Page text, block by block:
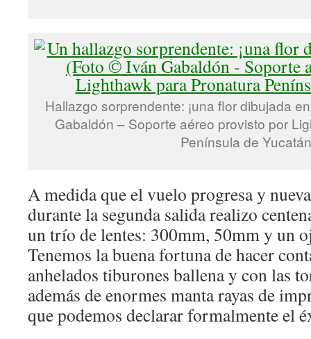
Hallazgo sorprendente: ¡una flor dibujada
Gabaldón – Soporte aéreo provisto por
Península de
A medida que el vuelo progresa y
durante la segunda salida realizo
un trío de lentes: 300mm, 50mm y un
Tenemos la buena fortuna de hacer
anhelados tiburones ballena y con las
además de enormes manta rayas de
que podemos declarar formalmente el